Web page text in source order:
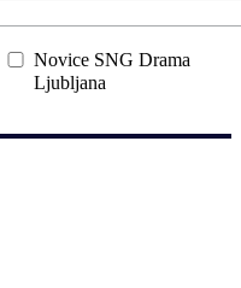
Novice SNG Drama
Ljubljana